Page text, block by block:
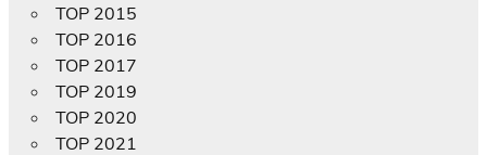
TOP 2015
TOP 2016
TOP 2017
TOP 2019
TOP 2020
TOP 2021